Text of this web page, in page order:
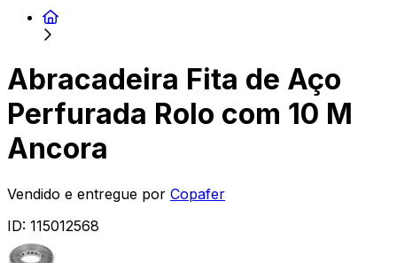
Abracadeira Fita de Aço
Perfurada Rolo com 10 M
Ancora
Vendido e entregue por Copafer
ID: 115012568